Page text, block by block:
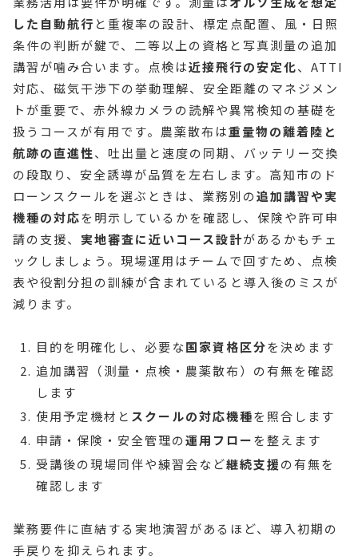
した自動航行 と重複率の設計、標定点配置、風・日照
条件の判断が鍵で、二等以上の資格と写真測量の追加
講習が噛み合います。点検は近接飛行の安定化、ATTI
対応、磁気干渉下の挙動理解、安全距離のマネジメン
トが重要で、赤外線カメラの読解や異常検知の基礎を
扱うコースが有用です。農薬散布は重量物の離着陸と
航跡の直進性、吐出量と速度の同期、バッテリー交換
の段取り、安全誘導が品質を左右します。高知市のド
ローンスクールを選ぶときは、業務別の追加講習や実
機種の対応を明示しているかを確認し、保険や許可申
請の支援、 実地審査に近いコース設計があるかもチェ
ックしましょう。現場運用はチームで回すため、点検
表や役割分担の訓練が含まれていると導入後のミスが
減ります。
目的を明確化し、必要な国家資格区分を決めます
追加講習（測量・点検・農薬散布）の有無を確認
します
使用予定機材と スクールの対応機種を照合します
申請・保険・安全管理の運用フローを整えます
受講後の現場同伴や練習会など継続支援の有無を
確認します
業務要件に直結する実地演習があるほど、導入初期の
手戻りを抑えられます。